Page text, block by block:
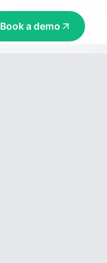
Book a demo